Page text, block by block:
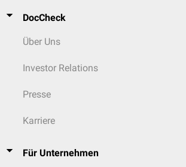
DocCheck
Über Uns
Investor Relations
Presse
Karriere
Für Unternehmen